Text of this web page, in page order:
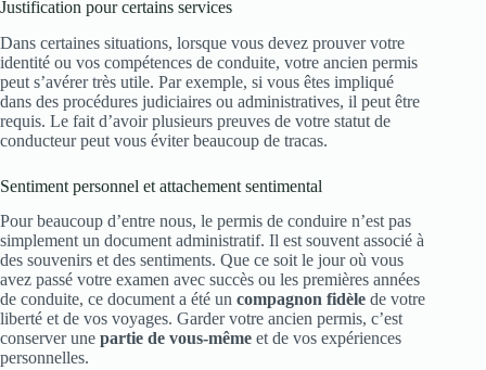
Justification pour certains services
Dans certaines situations, lorsque vous devez prouver votre
identité ou vos compétences de conduite, votre ancien permis
peut s’avérer très utile. Par exemple, si vous êtes impliqué
dans des procédures judiciaires ou administratives, il peut être
requis. Le fait d’avoir plusieurs preuves de votre statut de
conducteur peut vous éviter beaucoup de tracas.
Sentiment personnel et attachement sentimental
Pour beaucoup d’entre nous, le permis de conduire n’est pas
simplement un document administratif. Il est souvent associé à
des souvenirs et des sentiments. Que ce soit le jour où vous
avez passé votre examen avec succès ou les premières années
de conduite, ce document a été un compagnon fidèle de votre
liberté et de vos voyages. Garder votre ancien permis, c’est
conserver une partie de vous-même et de vos expériences
personnelles.